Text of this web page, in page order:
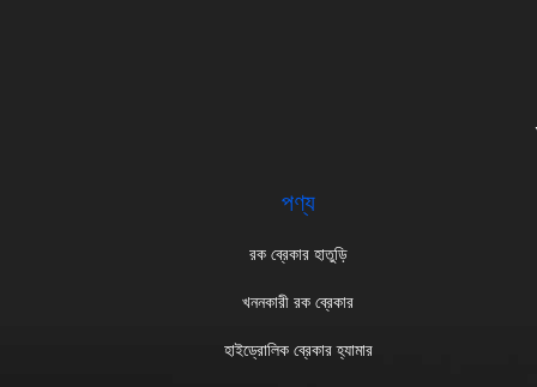
পণ্য
রক ব্রেকার হাতুড়ি
খননকারী রক ব্রেকার
হাইড্রোলিক ব্রেকার হ্যামার